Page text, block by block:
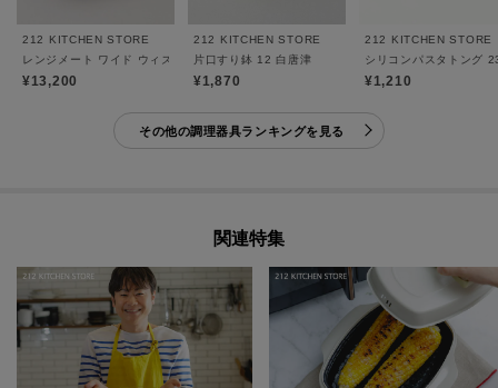
212 KITCHEN STORE
レンジメート ワイド ウィズ スチーマー ウォームグレー
¥13,200
212 KITCHEN STORE
片口すり鉢 12 白唐津
¥1,870
212 KITCHEN STORE
シリコンパスタトング
¥1,210
その他の調理器具ランキングを見る
関連特集